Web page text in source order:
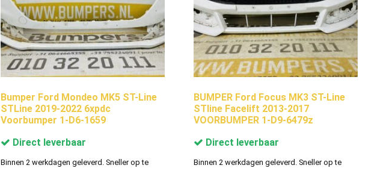
Bumper Ford Mondeo MK5 ST-Line
STLine 2019-2022 6xpdc
Voorbumper 1-D6-1659
Direct leverbaar
Binnen 2 werkdagen geleverd. Sneller op te
BUMPER Ford Focus MK3 ST-Line
STline Facelift 2013-2017
VOORBUMPER 1-D9-6479z
Direct leverbaar
Binnen 2 werkdagen geleverd. Sneller op te